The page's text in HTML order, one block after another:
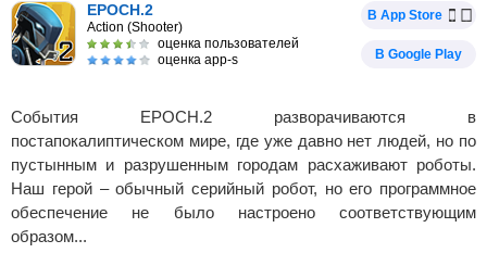
EPOCH.2
Action (Shooter)
оценка пользователей
оценка app-s
В App Store
В Google Play
События EPOCH.2 разворачиваются в
постапокалиптическом мире, где уже давно нет людей, но по
пустынным и разрушенным городам расхаживают роботы.
Наш герой – обычный серийный робот, но его программное
обеспечение не было настроено соответствующим
образом...